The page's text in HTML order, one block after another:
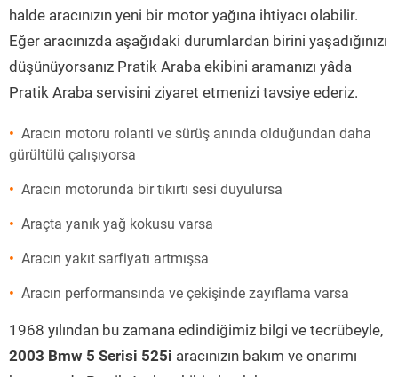
halde aracınızın yeni bir motor yağına ihtiyacı olabilir.
Eğer aracınızda aşağıdaki durumlardan birini yaşadığınızı
düşünüyorsanız Pratik Araba ekibini aramanızı yâda
Pratik Araba servisini ziyaret etmenizi tavsiye ederiz.
Aracın motoru rolanti ve sürüş anında olduğundan daha
gürültülü çalışıyorsa
Aracın motorunda bir tıkırtı sesi duyulursa
Araçta yanık yağ kokusu varsa
Aracın yakıt sarfiyatı artmışsa
Aracın performansında ve çekişinde zayıflama varsa
1968 yılından bu zamana edindiğimiz bilgi ve tecrübeyle,
2003 Bmw 5 Serisi 525i aracınızın bakım ve onarımı